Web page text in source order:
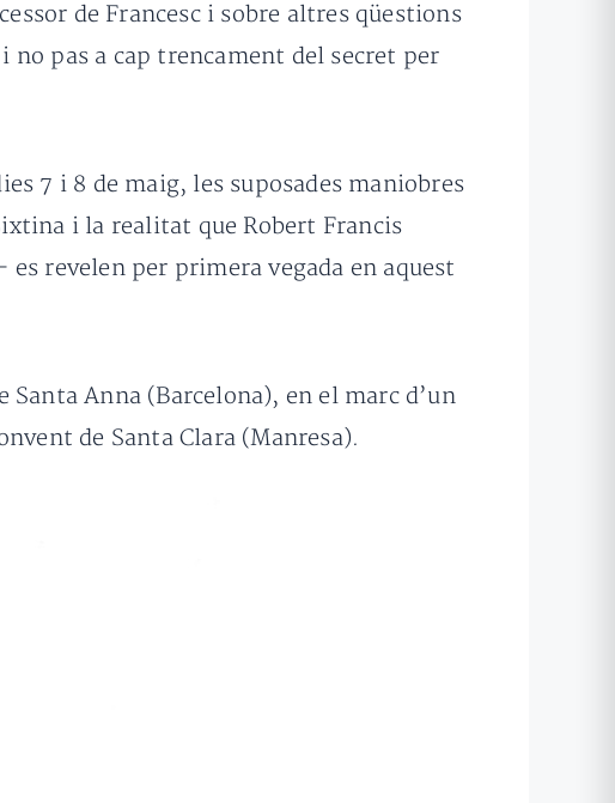
de Francesc i sobre altres qüestions
pas a cap trencament del secret per
7 i 8 de maig, les suposades maniobres
i la realitat que Robert Francis
revelen per primera vegada en aquest
Santa Anna (Barcelona), en el marc d’un
de Santa Clara (Manresa).